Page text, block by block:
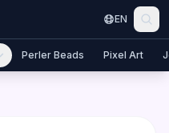
EN
Perler Beads Pixel Art